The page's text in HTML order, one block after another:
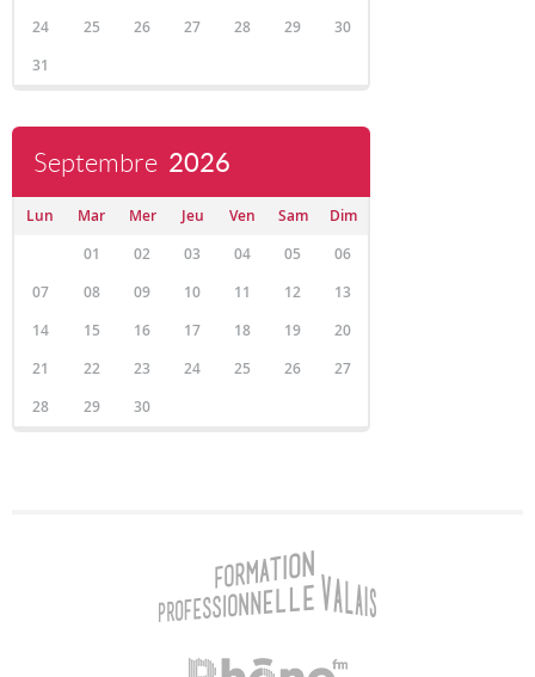
24
25 26 27 28 29
30
31
Septembre 2026
Lun Mar Mer Jeu Ven Sam
Dim
01
02 03 04 05
06
07
08 09 10 11 12
13
14
15 16 17 18 19
20
21
22 23 24 25 26
27
28
29 30